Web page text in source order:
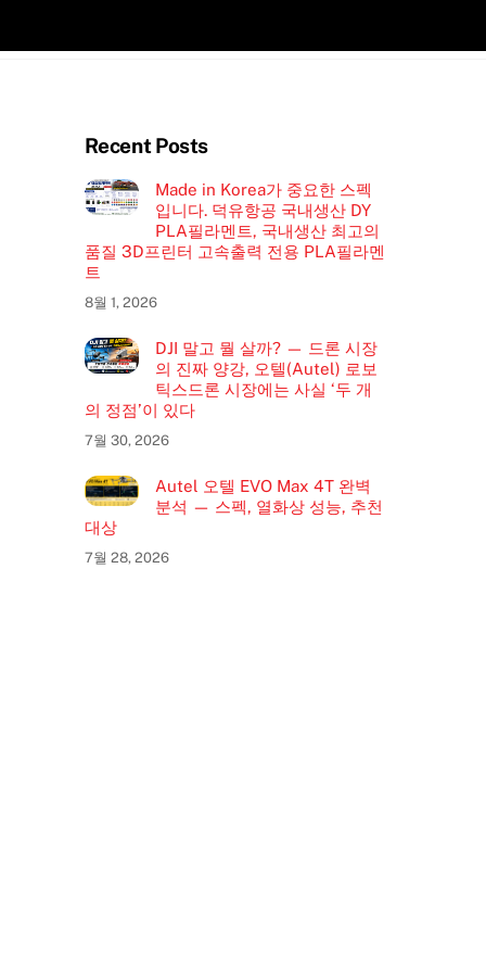
Recent Posts
Made in Korea가 중요한 스펙
입니다. 덕유항공 국내생산 DY
PLA필라멘트, 국내생산 최고의
품질 3D프린터 고속출력 전용 PLA필라멘
트
8월 1, 2026
DJI 말고 뭘 살까? — 드론 시장
의 진짜 양강, 오텔(Autel) 로보
틱스드론 시장에는 사실 ‘두 개
의 정점’이 있다
7월 30, 2026
Autel 오텔 EVO Max 4T 완벽
분석 — 스펙, 열화상 성능, 추천
대상
7월 28, 2026